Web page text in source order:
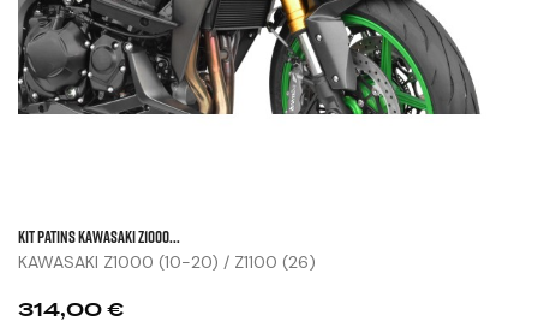
KIT PATINS KAWASAKI Z1000...
KAWASAKI Z1000 (10-20) / Z1100 (26)
Prix
314,00 €